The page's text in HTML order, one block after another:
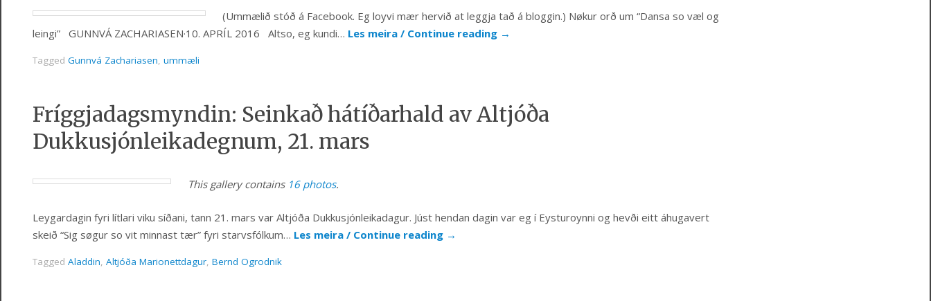
(Ummælið stóð á Facebook. Eg loyvi mær hervið at leggja tað á bloggin.) Nøkur orð um “Dansa so væl og
leingi” GUNNVÁ ZACHARIASEN·10. APRÍL 2016 Altso, eg kundi… Les meira / Continue reading →
Tagged Gunnvá Zachariasen, ummæli
Fríggjadagsmyndin: Seinkað hátíðarhald av Altjóða
Dukkusjónleikadegnum, 21. mars
This gallery contains 16 photos.
Leygardagin fyri lítlari viku síðani, tann 21. mars var Altjóða Dukkusjónleikadagur. Júst hendan dagin var eg í Eysturoynni og hevði eitt áhugavert
skeið “Sig søgur so vit minnast tær” fyri starvsfólkum… Les meira / Continue reading →
Tagged Aladdin, Altjóða Marionettdagur, Bernd Ogrodnik